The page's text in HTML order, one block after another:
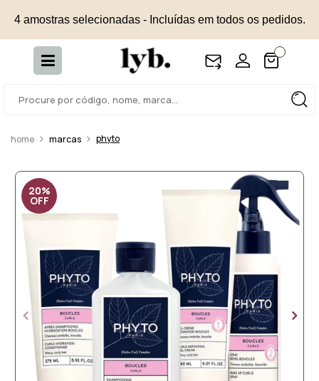
4 amostras selecionadas - Incluídas em todos os pedidos.
marcas phyto
20%
OFF